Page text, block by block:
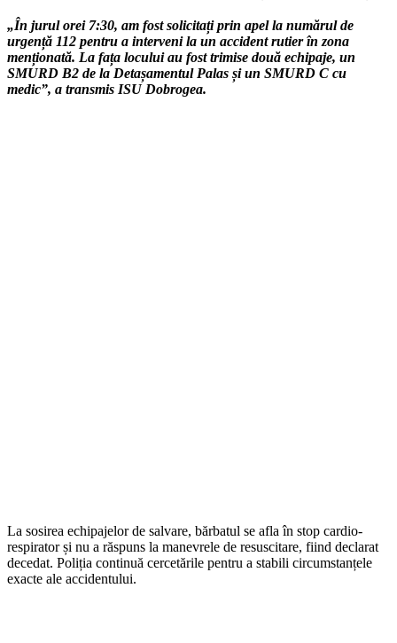
„În jurul orei 7:30, am fost solicitați prin apel la numărul de
urgență 112 pentru a interveni la un accident rutier în zona
menționată. La fața locului au fost trimise două echipaje, un
SMURD B2 de la Detașamentul Palas și un SMURD C cu
medic”, a transmis ISU Dobrogea.
La sosirea echipajelor de salvare, bărbatul se afla în stop cardio-
respirator și nu a răspuns la manevrele de resuscitare, fiind declarat
decedat. Poliția continuă cercetările pentru a stabili circumstanțele
exacte ale accidentului.